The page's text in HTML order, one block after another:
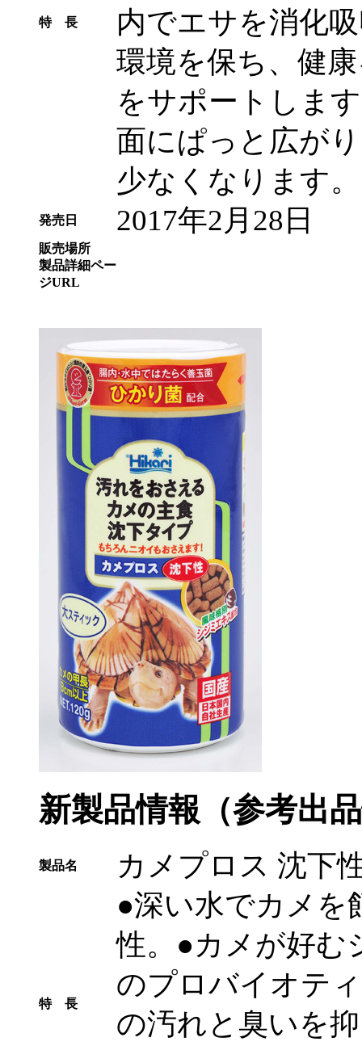
特 長
内でエサを消化
環境を保ち、健
をサポートしま
面にぱっと広が
少なくなります。
発売日 2017年2月28日
販売場所
製品詳細ペー
ジURL
新製品情報（参考出
製品名 カメプロス 沈下
特 長
●深い水でカメを
性。●カメが好む
のプロバイオテ
の汚れと臭いを